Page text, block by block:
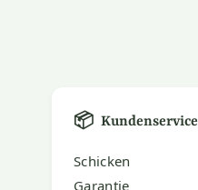
📦 Kundenservice
Schicken
Garantie